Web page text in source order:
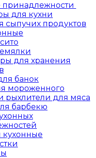
принадлежности
для кухни
сыпучих продуктов
для хранения
банок
мороженного
рыхлители для мяса
барбекю